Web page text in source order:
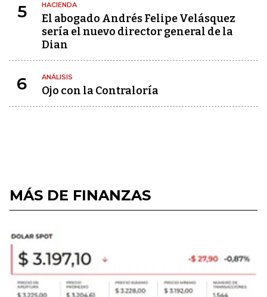
5 HACIENDA
El abogado Andrés Felipe Velásquez
sería el nuevo director general de la
Dian
6 ANÁLISIS
Ojo con la Contraloría
MÁS DE FINANZAS